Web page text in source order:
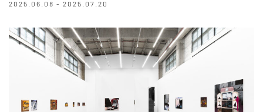
2025.06.08 - 2025.07.20